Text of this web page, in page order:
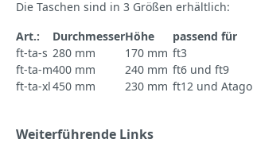
Die Taschen sind in 3 Größen erhältlich:
Art.:
DurchmesserHöhe
passend für
ft-ta-s 280 mm 170 mm ft3
ft-ta-m400 mm 240 mm ft6 und ft9
ft-ta-xl450 mm 230 mm ft12 und Atago
Weiterführende Links